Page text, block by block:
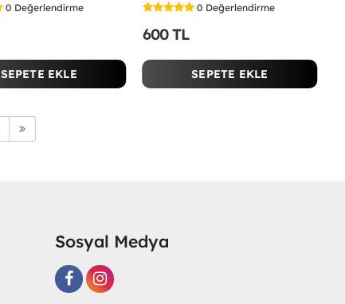
0 Değerlendirme
SEPETE EKLE
0 Değerlendirme
600 TL
SEPETE EKLE
Sosyal Medya